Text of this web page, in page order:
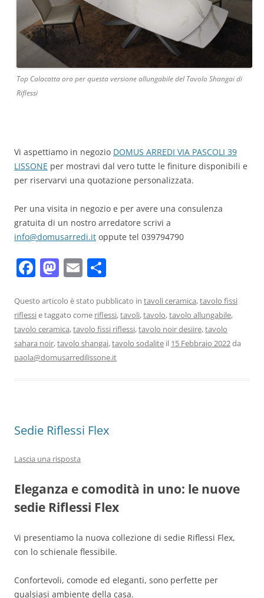
Top Calacatta oro per questa versione allungabile del Tavolo Shangai di
Riflessi
Vi aspettiamo in negozio DOMUS ARREDI VIA PASCOLI 39
LISSONE per mostravi dal vero tutte le finiture disponibili e
per riservarvi una quotazione personalizzata.
Per una visita in negozio e per avere una consulenza
gratuita di un nostro arredatore scrivi a
info@domusarredi.it oppute tel 039794790
F
c
e
b
o
M
st
o
d
o
E
ai
l
n
di
vi
di
Questo articolo è stato pubblicato in tavoli ceramica,tavolo fissi
riflessie taggato come riflessi,tavoli,tavolo,tavolo allungabile,
tavolo ceramica,tavolo fissi riflessi,tavolo noir desiire,tavolo
sahara noir,tavolo shangai,tavolo sodalite il 15 Febbraio 2022da
paola@domusarredilissone.it
Sedie Riflessi Flex
Lascia una risposta
Eleganza e comodità in uno: le nuove
sedie Riflessi Flex
Vi presentiamo la nuova collezione di sedie Riflessi Flex,
con lo schienale flessibile.
Confortevoli, comode ed eleganti, sono perfette per
qualsiasi ambiente della casa.